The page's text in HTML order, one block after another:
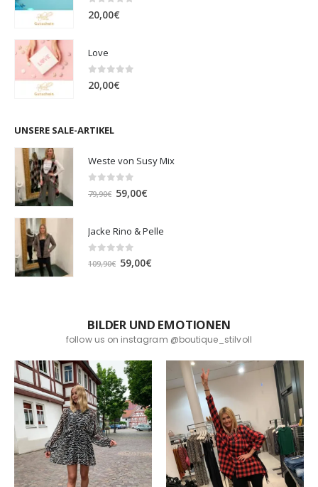
0 out of 5
20,00€
Love
0 out of 5
20,00€
UNSERE SALE-ARTIKEL
Weste von Susy Mix
out of 5
79,90€ Ursprünglicher
79,90€
59,00€
59,00€.
Jacke Rino & Pelle
out of 5
109,90€ Ursprünglicher
59,00€
BILDER UND EMOTIONEN
follow us on instagram @boutique_stilvoll